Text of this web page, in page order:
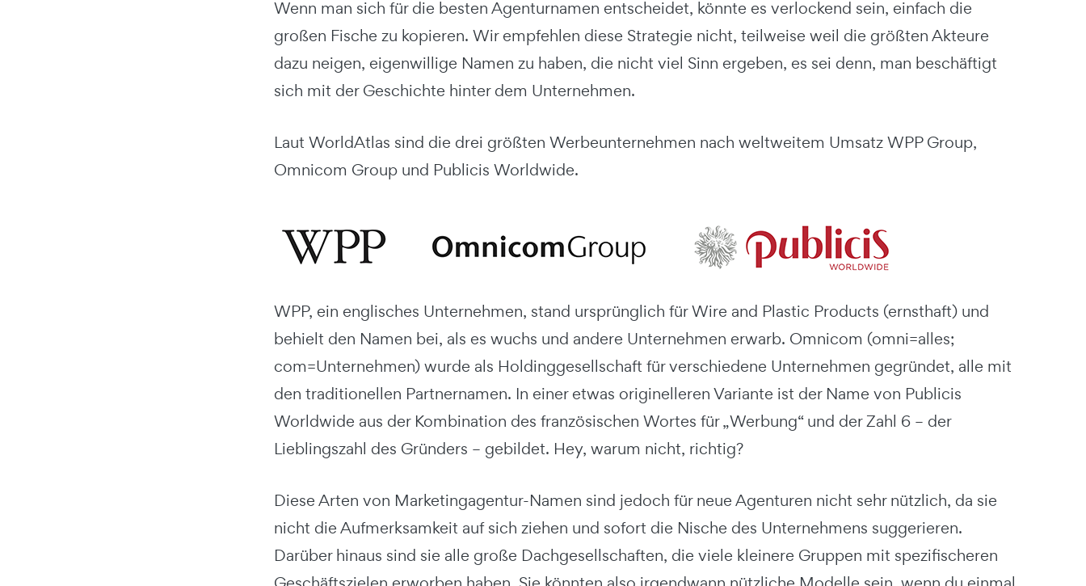
Wenn man sich für die besten Agenturnamen entscheidet, könnte es verlockend sein, einfach die
großen Fische zu kopieren. Wir empfehlen diese Strategie nicht, teilweise weil die größten Akteure
dazu neigen, eigenwillige Namen zu haben, die nicht viel Sinn ergeben, es sei denn, man beschäftigt
sich mit der Geschichte hinter dem Unternehmen.
Laut WorldAtlas sind die drei größten Werbeunternehmen nach weltweitem Umsatz WPP Group,
Omnicom Group und Publicis Worldwide.
WPP, ein englisches Unternehmen, stand ursprünglich für Wire and Plastic Products (ernsthaft) und
behielt den Namen bei, als es wuchs und andere Unternehmen erwarb. Omnicom (omni=alles;
com=Unternehmen) wurde als Holdinggesellschaft für verschiedene Unternehmen gegründet, alle mit
den traditionellen Partnernamen. In einer etwas originelleren Variante ist der Name von Publicis
Worldwide aus der Kombination des französischen Wortes für „Werbung“ und der Zahl 6 – der
Lieblingszahl des Gründers – gebildet. Hey, warum nicht, richtig?
Diese Arten von Marketingagentur-Namen sind jedoch für neue Agenturen nicht sehr nützlich, da sie
nicht die Aufmerksamkeit auf sich ziehen und sofort die Nische des Unternehmens suggerieren.
Darüber hinaus sind sie alle große Dachgesellschaften, die viele kleinere Gruppen mit spezifischeren